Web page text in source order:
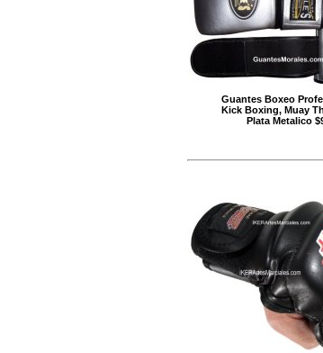
Guantes Boxeo
Kick Boxing, Muay
Plata Metalico